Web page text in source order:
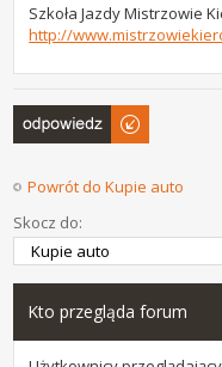
Szkoła Jazdy Mistrzowie
http://
Odpowiedz
Powrót do Kupie auto
Skocz do:
Kto przegląda forum